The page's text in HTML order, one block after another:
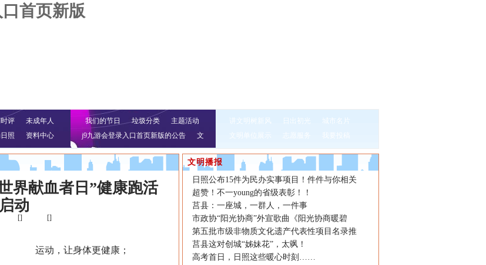
首页新版
评
未成年人
照 资料中心
我们的节日 垃圾分类
主题活动
j9九游会登录入口首页新版的公告
文
明行动
讲文明树新风 日出初光
城市名片
文明单位展示
志愿服务 我要投稿
界献血者日”健康跑活
动
[] []
运动，让身体更健康；
文明播报
日照公布15件为民办实事项目！件件与你相关
超赞！不一young的省级表彰！！
莒县：一座城，一群人，一件事
市政协“阳光协商”外宣歌曲《阳光协商暖碧
第五批市级非物质文化遗产代表性项目名录推
莒县这对创城“姊妹花”，太飒！
高考首日，日照这些暖心时刻……